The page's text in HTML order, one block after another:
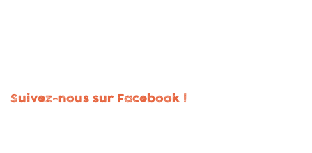
Suivez-nous sur Facebook !